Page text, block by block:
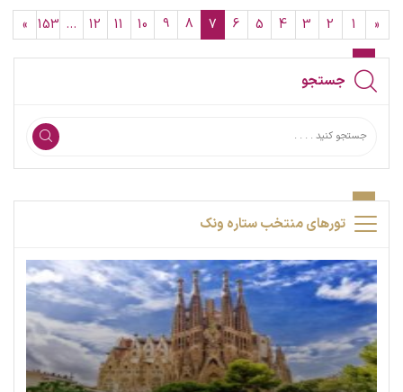
«
1
2
3
4
5
6
7
8
9
10
11
12
…
153
»
جستجو
تورهای منتخب ستاره ونک